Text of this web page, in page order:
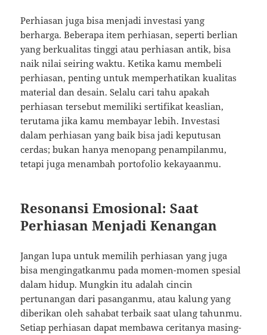
Perhiasan juga bisa menjadi investasi yang
berharga. Beberapa item perhiasan, seperti berlian
yang berkualitas tinggi atau perhiasan antik, bisa
naik nilai seiring waktu. Ketika kamu membeli
perhiasan, penting untuk memperhatikan kualitas
material dan desain. Selalu cari tahu apakah
perhiasan tersebut memiliki sertifikat keaslian,
terutama jika kamu membayar lebih. Investasi
dalam perhiasan yang baik bisa jadi keputusan
cerdas; bukan hanya menopang penampilanmu,
tetapi juga menambah portofolio kekayaanmu.
Resonansi Emosional: Saat
Perhiasan Menjadi Kenangan
Jangan lupa untuk memilih perhiasan yang juga
bisa mengingatkanmu pada momen-momen spesial
dalam hidup. Mungkin itu adalah cincin
pertunangan dari pasanganmu, atau kalung yang
diberikan oleh sahabat terbaik saat ulang tahunmu.
Setiap perhiasan dapat membawa ceritanya masing-